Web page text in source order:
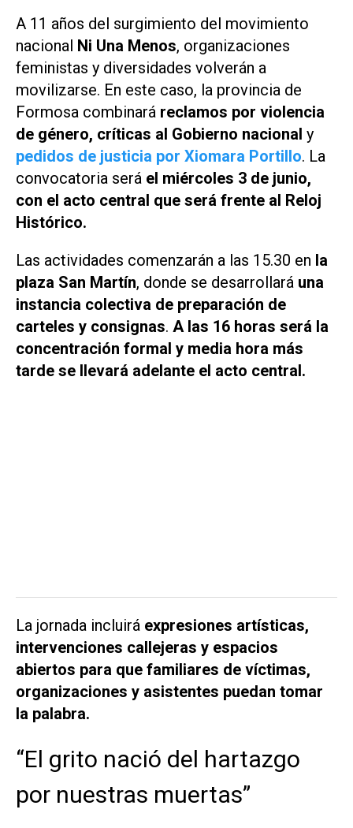
A 11 años del surgimiento del movimiento
nacional Ni Una Menos, organizaciones
feministas y diversidades volverán a
movilizarse. En este caso, la provincia de
Formosa combinará reclamos por violencia
de género, críticas al Gobierno nacional y
pedidos de justicia por Xiomara Portillo. La
convocatoria será el miércoles 3 de junio,
con el acto central que será frente al Reloj
Histórico.
Las actividades comenzarán a las 15.30 en la
plaza San Martín, donde se desarrollará una
instancia colectiva de preparación de
carteles y consignas. A las 16 horas será la
concentración formal y media hora más
tarde se llevará adelante el acto central.
La jornada incluirá expresiones artísticas,
intervenciones callejeras y espacios
abiertos para que familiares de víctimas,
organizaciones y asistentes puedan tomar
la palabra.
“El grito nació del hartazgo
por nuestras muertas”